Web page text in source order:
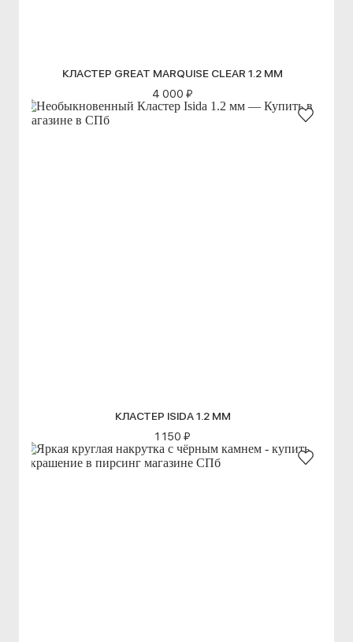
КЛАСТЕР GREAT MARQUISE CLEAR 1.2 ММ
4 000 ₽
КЛАСТЕР ISIDA 1.2 ММ
1 150 ₽